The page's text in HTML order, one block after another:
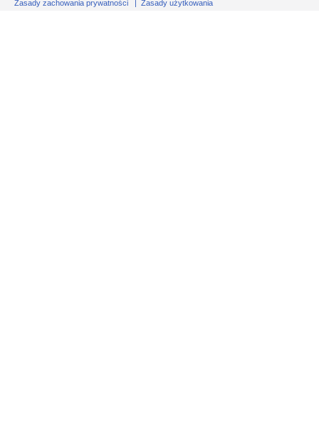
Zasady zachowania prywatności | Zasady użytkowania